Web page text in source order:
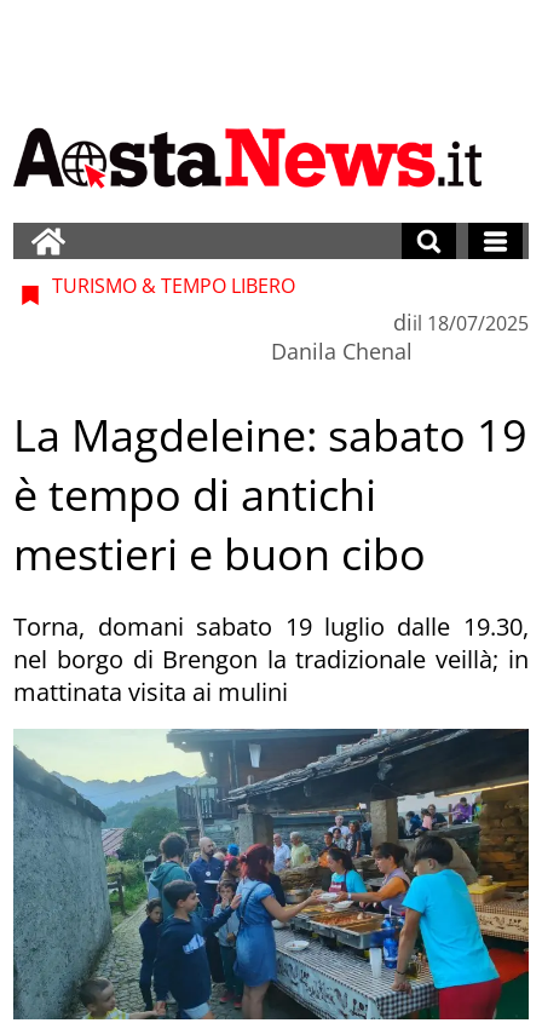
TURISMO & TEMPO LIBERO
di
Danila Chenal
il 18/07/2025
La Magdeleine: sabato 19
è tempo di antichi
mestieri e buon cibo
Torna, domani sabato 19 luglio dalle 19.30,
nel borgo di Brengon la tradizionale veillà; in
mattinata visita ai mulini